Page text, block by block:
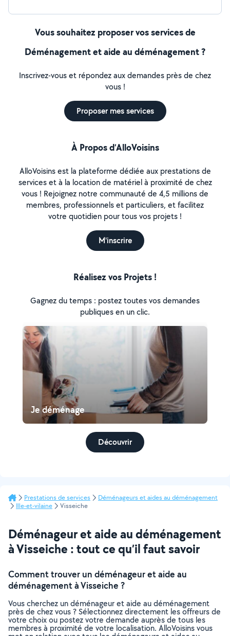
Vous souhaitez proposer vos services de
Déménagement et aide au déménagement ?
Inscrivez-vous et répondez aux demandes près de chez
vous !
Proposer mes services
À Propos d’AlloVoisins
AlloVoisins est la plateforme dédiée aux prestations de
services et à la location de matériel à proximité de chez
vous ! Rejoignez notre communauté de 4,5 millions de
membres, professionnels et particuliers, et facilitez
votre quotidien pour tous vos projets !
M'inscrire
Réalisez vos Projets !
Gagnez du temps : postez toutes vos demandes
publiques en un clic.
Je déménage
Découvrir
Prestations de services
Déménageurs et aides au déménagement
Ille-et-vilaine
Visseiche
Déménageur et aide au déménagement
à Visseiche : tout ce qu’il faut savoir
Comment trouver un déménageur et aide au
déménagement à Visseiche ?
Vous cherchez un déménageur et aide au déménagement
près de chez vous ? Sélectionnez directement les offreurs de
votre choix ou postez votre demande auprès de tous les
membres à proximité de votre localisation. AlloVoisins vous